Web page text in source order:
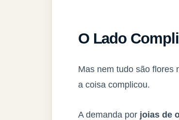
O Lado
Mas nem tudo são flores
a coisa complicou.
A demanda por joias de